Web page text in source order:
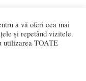
© Copyright 2008 -
a vă oferi cea mai
și repetând vizitele.
utilizarea TOATE